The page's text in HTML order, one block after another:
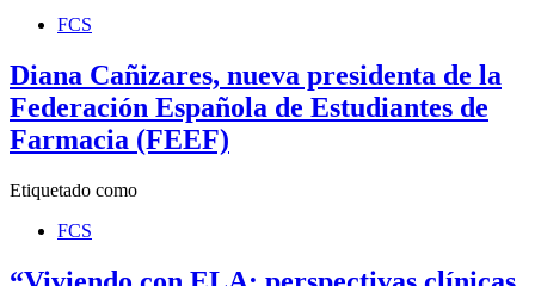
FCS
Diana Cañizares, nueva presidenta de la
Federación Española de Estudiantes de
Farmacia (FEEF)
Etiquetado como
FCS